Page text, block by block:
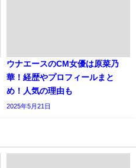
ウナエースのCM女優は原菜乃
華！経歴やプロフィールまと
め！人気の理由も
2025年5月21日